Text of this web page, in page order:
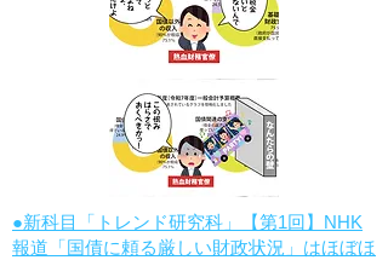
●新科目「トレンド研究科」【第1回】NHK
報道「国債に頼る厳しい財政状況」はほぼほ